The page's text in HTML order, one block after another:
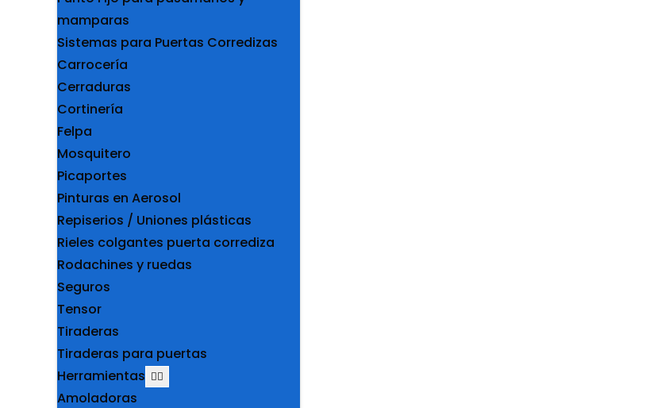
mamparas
Sistemas para Puertas Corredizas
Carrocería
Cerraduras
Cortinería
Felpa
Mosquitero
Picaportes
Pinturas en Aerosol
Repiserios / Uniones plásticas
Rieles colgantes puerta corrediza
Rodachines y ruedas
Seguros
Tensor
Tiraderas
Tiraderas para puertas
Herramientas
Amoladoras